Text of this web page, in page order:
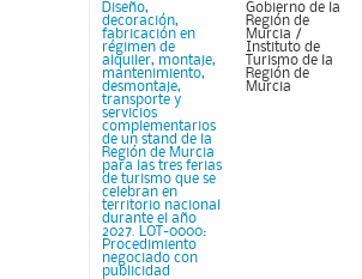
Diseño,
decoración,
fabricación en
régimen de
alquiler, montaje,
mantenimiento,
desmontaje,
transporte y
servicios
complementarios
de un stand de la
Región de Murcia
para las tres ferias
de turismo que se
celebran en
territorio nacional
durante el año
2027. LOT-0000:
Procedimiento
negociado con
publicidad
Gobierno de la
Región de
Murcia /
Instituto de
Turismo de la
Región de
Murcia